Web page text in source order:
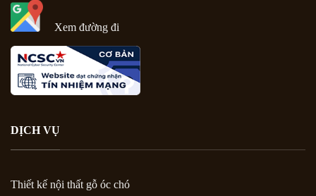
Xem đường đi
DỊCH VỤ
Thiết kế nội thất gỗ óc chó